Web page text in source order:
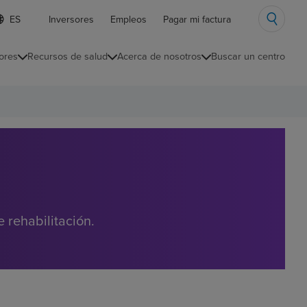
Inversores Empleos Pagar mi factura
Recursos de salud Acerca de nosotros Buscar un centro
rehabilitación.